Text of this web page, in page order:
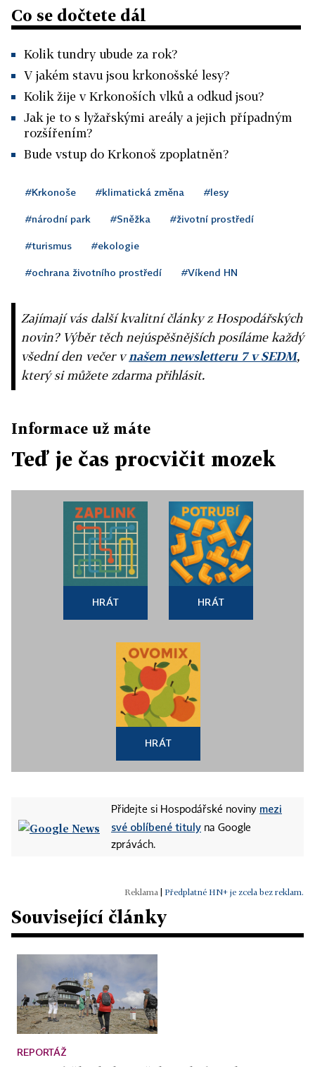
Co se dočtete dál
Kolik tundry ubude za rok?
V jakém stavu jsou krkonošské lesy?
Kolik žije v Krkonoších vlků a odkud jsou?
Jak je to s lyžařskými areály a jejich případným
rozšířením?
Bude vstup do Krkonoš zpoplatněn?
#Krkonoše #klimatická změna #lesy
#národní park #Sněžka #životní prostředí
#turismus #ekologie
#ochrana životního prostředí #Víkend HN
Zajímají vás další kvalitní články z Hospodářských
novin? Výběr těch nejúspěšnějších posíláme každý
všední den večer vnašem newsletteru 7 v SEDM,
který si můžete zdarma přihlásit.
Informace už máte
Teď je čas procvičit mozek
HRÁT HRÁT
HRÁT
Přidejte si Hospodářské noviny mezi
své oblíbené tituly na Google
zprávách.
Předplatné HN+ je zcela bez reklam.
Související články
REPORTÁŽ